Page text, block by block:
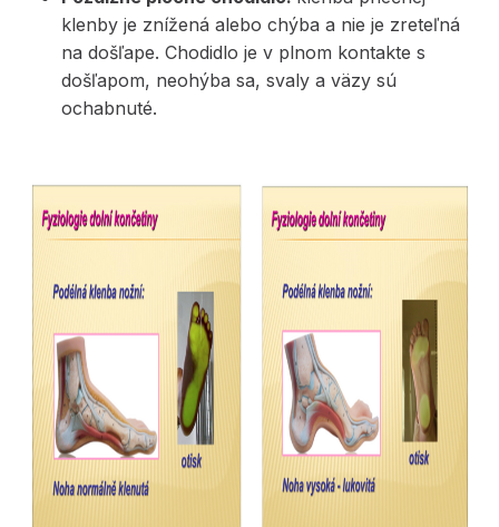
klenby je znížená alebo chýba a nie je zreteľná
na došľape. Chodidlo je v plnom kontakte s
došľapom, neohýba sa, svaly a väzy sú
ochabnuté.